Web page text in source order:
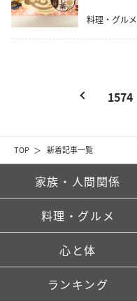
TOP 新着記事一覧
料理・グルメ
1574
家族・人間関係
料理・グルメ
心と体
ランキング